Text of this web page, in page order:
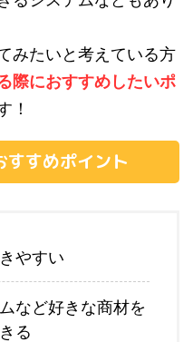
みたいと考えている方
際におすすめしたいポ
！
すすめポイント
やすい
など好きな商材を
る